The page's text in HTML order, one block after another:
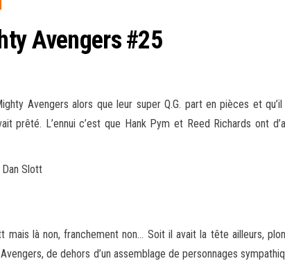
Avengers #25
Avengers alors que leur super Q.G. part en pièces et
prêté. L’ennui c’est que Hank Pym et Reed Richards ont
Slott
là non, franchement non… Soit il avait la tête ailleurs,
de dehors d’un assemblage de personnages